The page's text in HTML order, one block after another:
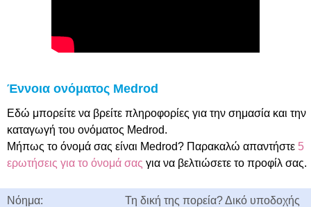
Έννοια ονόματος Medrod
Εδώ μπορείτε να βρείτε πληροφορίες για την σημασία και την
καταγωγή του ονόματος Medrod.
Μήπως το όνομά σας είναι Medrod? Παρακαλώ απαντήστε 5
ερωτήσεις για το όνομά σας για να βελτιώσετε το προφίλ σας.
Νόημα: Τη δική της πορεία? Δικό υποδοχής